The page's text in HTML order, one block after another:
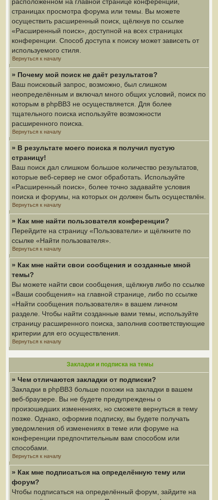
страницах просмотра форума или темы. Вы можете
осуществить расширенный поиск, щёлкнув по ссылке
«Расширенный поиск», доступной на всех страницах
конференции. Способ доступа к поиску может зависеть от
используемого стиля.
Вернуться к началу
» Почему мой поиск не даёт результатов?
Ваш поисковый запрос, возможно, был слишком
неопределённым и включал много общих условий, поиск по
которым в phpBB3 не осуществляется. Для более
тщательного поиска используйте возможности
расширенного поиска.
Вернуться к началу
» В результате моего поиска я получил пустую
страницу!
Ваш поиск дал слишком большое количество результатов,
которые веб-сервер не смог обработать. Используйте
«Расширенный поиск», более точно задавайте условия
поиска и форумы, на которых он должен быть осуществлён.
Вернуться к началу
» Как мне найти пользователя конференции?
Перейдите на страницу «Пользователи» и щёлкните по
ссылке «Найти пользователя».
Вернуться к началу
» Как мне найти свои сообщения и созданные мной
темы?
Вы можете найти свои сообщения, щёлкнув либо по ссылке
«Ваши сообщения» на главной странице, либо по ссылке
«Найти сообщения пользователя» в вашем личном
разделе. Чтобы найти созданные вами темы, используйте
страницу расширенного поиска, заполнив соответствующие
критерии для его осуществления.
Вернуться к началу
Закладки и подписка на темы
» Чем отличаются закладки от подписки?
Закладки в phpBB3 больше похожи на закладки в вашем
веб-браузере. Вы не будете предупреждены о
произошедших изменениях, но сможете вернуться в тему
позже. Однако, оформив подписку, вы будете получать
уведомления об изменениях в теме или форуме на
конференции предпочтительным вам способом или
способами.
Вернуться к началу
» Как мне подписаться на определённую тему или
форум?
Чтобы подписаться на определённый форум, зайдите на